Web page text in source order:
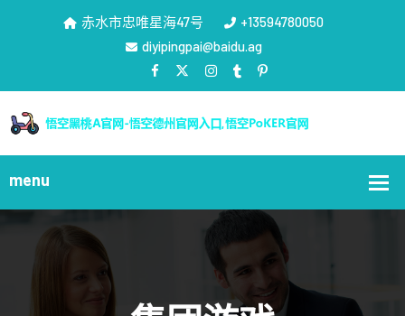
赤水市忠唯星海47号
+13594780050
diyipingpai@baidu.ag